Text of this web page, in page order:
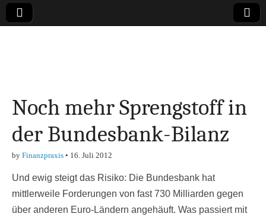
Finanzen,
Marketing-, Vertrieb-
& Investment-Tipps
Noch mehr Sprengstoff in
der Bundesbank-Bilanz
by Finanzpraxis • 16. Juli 2012
Und ewig steigt das Risiko: Die Bundesbank hat
mittlerweile Forderungen von fast 730 Milliarden gegen
über anderen Euro-Ländern angehäuft. Was passiert mit